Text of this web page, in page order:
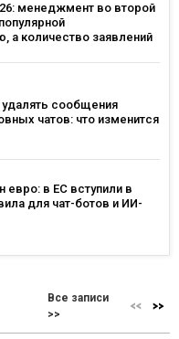
менеджмент во второй
а количество заявлений
удалять сообщения
чатов: что изменится
в ЕС вступили в
для чат-ботов и ИИ-
Все записи
>>